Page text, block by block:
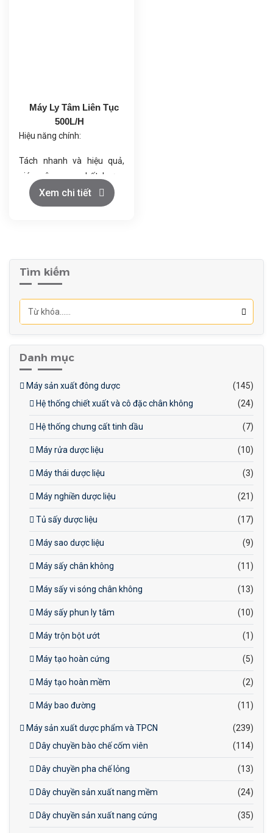
Máy Ly Tâm Liên Tục
500L/H
Hiệu năng chính:
Tách nhanh và hiệu quả,
giúp nâng cao chất lượng
sản phẩm.
Hoạt động ổn định, ít rung
khiển PLC Siemens và hệ
thống tự làm sạch.
Bảo trì dễ dàng, chi phí
thấp, nhờ hệ thống truyền
bỉ.
Xem chi tiết
Tìm kiếm
Danh mục
Máy sản xuất đông dược
(145)
Hệ thống chiết xuất và cô đặc chân không
(24)
Hệ thống chưng cất tinh dầu (7)
Máy rửa dược liệu (10)
Máy thái dược liệu (3)
Máy nghiền dược liệu (21)
Tủ sấy dược liệu (17)
Máy sao dược liệu (9)
Máy sấy chân không (11)
Máy sấy vi sóng chân không (13)
Máy sấy phun ly tâm (10)
Máy trộn bột ướt (1)
Máy tạo hoàn cứng (5)
Máy tạo hoàn mềm (2)
Máy bao đường (11)
Máy sản xuất dược phẩm và TPCN
(239)
Dây chuyền bào chế cốm viên
(114)
Dây chuyền pha chế lỏng (13)
Dây chuyền sản xuất nang mềm (24)
Dây chuyền sản xuất nang cứng (35)